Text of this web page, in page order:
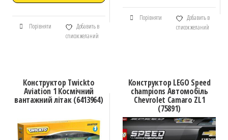
Порівняти
Добавить в
список желаний
Порівняти
Добавить в
список желаний
Конструктор Twickto
Aviation 1 Космічний
вантажний літак (6413964)
Конструктор LEGO Speed
champions Автомобіль
Chevrolet Camaro ZL1
(75891)